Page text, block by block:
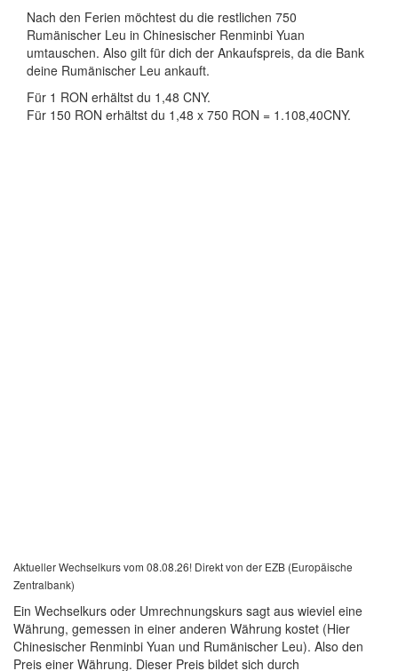
Nach den Ferien möchtest du die restlichen 750
Rumänischer Leu in Chinesischer Renminbi Yuan
umtauschen. Also gilt für dich der Ankaufspreis, da die Bank
deine Rumänischer Leu ankauft.
Für 1 RON erhältst du 1,48 CNY.
Für 150 RON erhältst du 1,48 x 750 RON = 1.108,40CNY.
Aktueller Wechselkurs vom 08.08.26! Direkt von der EZB (Europäische
Zentralbank)
Ein Wechselkurs oder Umrechnungskurs sagt aus wieviel eine
Währung, gemessen in einer anderen Währung kostet (Hier
Chinesischer Renminbi Yuan und Rumänischer Leu). Also den
Preis einer Währung. Dieser Preis bildet sich durch